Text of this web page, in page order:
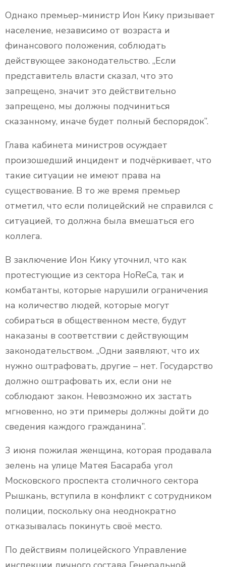
Однако премьер-министр Ион Кику призывает
население, независимо от возраста и
финансового положения, соблюдать
действующее законодательство. „Если
представитель власти сказал, что это
запрещено, значит это действительно
запрещено, мы должны подчиниться
сказанному, иначе будет полный беспорядок”.
Глава кабинета министров осуждает
произошедший инцидент и подчёркивает, что
такие ситуации не имеют права на
существование. В то же время премьер
отметил, что если полицейский не справился с
ситуацией, то должна была вмешаться его
коллега.
В заключение Ион Кику уточнил, что как
протестующие из сектора HoReCa, так и
комбатанты, которые нарушили ограничения
на количество людей, которые могут
собираться в общественном месте, будут
наказаны в соответствии с действующим
законодательством. „Одни заявляют, что их
нужно оштрафовать, другие – нет. Государство
должно оштрафовать их, если они не
соблюдают закон. Невозможно их застать
мгновенно, но эти примеры должны дойти до
сведения каждого гражданина”.
3 июня пожилая женщина, которая продавала
зелень на улице Матея Басараба угол
Московского проспекта столичного сектора
Рышкань, вступила в конфликт с сотрудником
полиции, поскольку она неоднократно
отказывалась покинуть своё место.
По действиям полицейского Управление